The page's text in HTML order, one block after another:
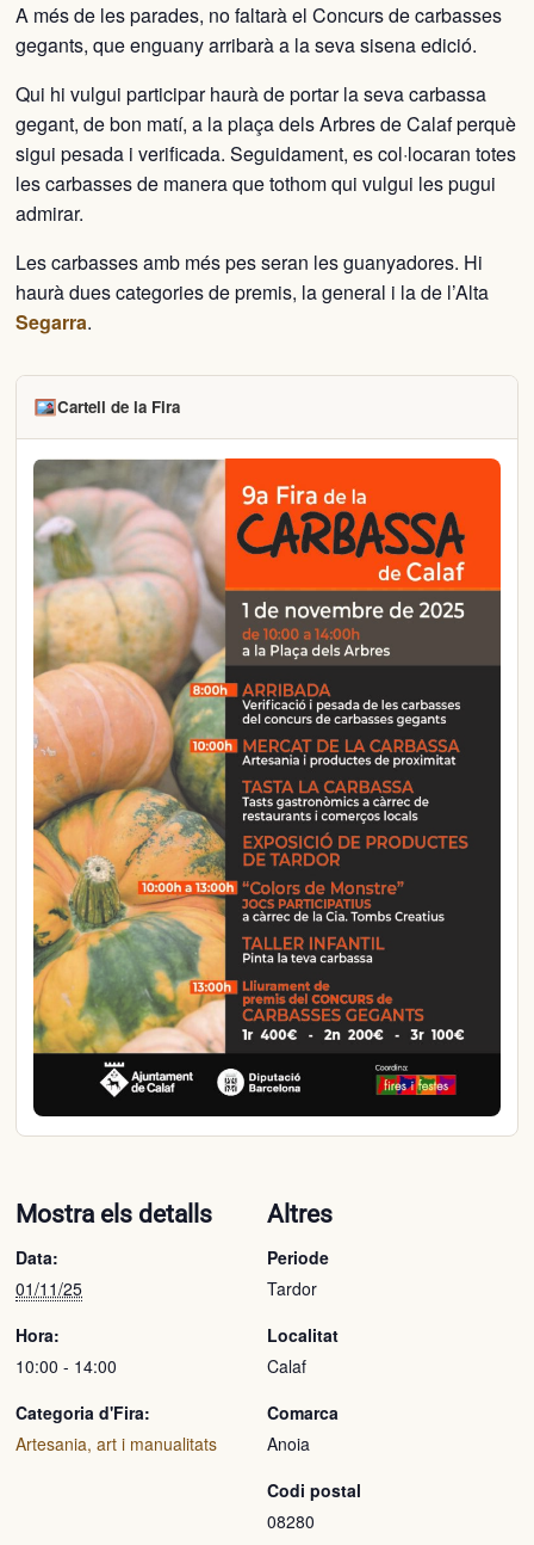
A més de les parades, no faltarà el Concurs de carbasses
gegants, que enguany arribarà a la seva sisena edició.
Qui hi vulgui participar haurà de portar la seva carbassa
gegant, de bon matí, a la plaça dels Ar­bres de Calaf perquè
sigui pesada i verificada. Seguidament, es col·locaran totes
les carbasses de manera que tothom qui vulgui les pugui
admirar.
Les carbasses amb més pes seran les guanyadores. Hi
haurà dues categories de premis, la general i la de l’Alta
Segarra.
Cartell de la Fira
Mostra els detalls
Data:
01/11/25
Hora:
10:00 - 14:00
Categoria d'Fira:
Artesania, art i manualitats
Altres
Periode
Tardor
Localitat
Calaf
Comarca
Anoia
Codi postal
08280